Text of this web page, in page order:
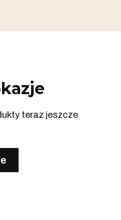
teraz jeszcze